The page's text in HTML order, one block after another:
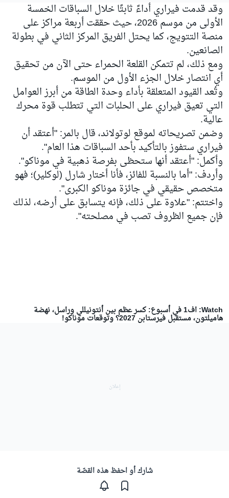
وقد قدمت فيراري أداءً ثابتًا خلال السباقات الخمسة
الأولى من موسم 2026، حيث حققت أربعة مراكز على
منصة التتويج، كما يحتل الفريق المركز الثاني في بطولة
الصانعين.
ومع ذلك، لم تتمكن القلعة الحمراء حتى الآن من تحقيق
أي انتصار خلال الجزء الأول من الموسم.
وتُعد القيود المتعلقة بأداء وحدة الطاقة من أبرز العوامل
التي تعيق فيراري على الحلبات التي تتطلب قوة محرك
عالية.
وضمن تصريحاته لموقع لوتولاند، قال بالمر: "أعتقد أن
فيراري ستفوز بالتأكيد بأحد السباقات هذا العام".
وأكمل: "أعتقد أنها ستحظى بفرصة ذهبية في موناكو".
وأردف: "أما بالنسبة للفائز، فأنا أختار شارل (لوكلير)؛ فهو
متخصص حقيقي في جائزة موناكو الكبرى".
واختتم: "علاوة على ذلك، فإنه يتسابق على أرضه، لذلك
فإن جميع الظروف تصب في مصلحته".
Watch: اف1 في أسبوع: كسر عظم بين أنتونيللي وراسل، نهضة
هاميلتون، مستقبل فيرستابن 2027؟ وتوقعات موناكو!
شارك أو احفظ هذه القصّة